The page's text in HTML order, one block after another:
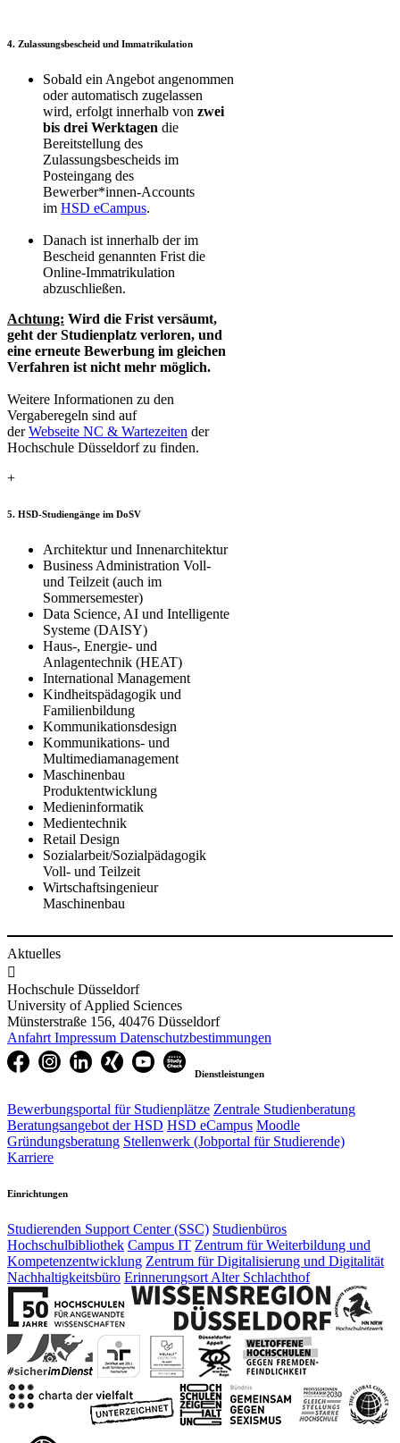
4. Zulassungsbescheid und Immatrikulation
Sobald ein Angebot angenommen
oder automatisch zugelassen
wird, erfolgt innerhalb von zwei
bis drei Werktagen die
Bereitstellung des
Zulassungsbescheids im
Posteingang des
Bewerber*innen-Accounts
im HSD eCampus.
Danach ist innerhalb der im
Bescheid genannten Frist die
Online-Immatrikulation
abzuschließen.
Achtung: Wird die Frist versäumt,
geht der Studienplatz verloren, und
eine erneute Bewerbung im gleichen
Verfahren ist nicht mehr möglich.
Weitere Informationen zu den
Vergaberegeln sind auf
derWebseite NC & Wartezeiten ​ der
Hochschule Düsseldorf zu finden.​​
+
5. HSD-Studiengänge im DoSV
​​Architektur und Innenarchitektu​r
Business Administration Voll-
und Teilzeit (auch im
Sommersemeste​r)
Data Science, AI und Intelligente
Systeme (DAISY)​
Haus-, Energie- und
Anlagentechnik (HEAT)
International Management
Kindhei​tspädagogik und
Familienbildung
Kommunika​tionsdesign
Kom​munikations- und
Multimediamanagement
Ma​schinenbau
Produktentwicklung
Medieninformatik
Medientechnik
Retail Design
Soz​ialarbeit/Sozia​lpädagogik
Voll- und Teilzeit
Wirtschaftsingenieur
Maschinenbau​
Aktuelles

Hochschule Düsseldorf
University of Applied Sciences
Münsterstraße 156, 40476 Düsseldorf
Anfahrt Impressum Datenschutzbestimmungen
Dienstleistungen
Bewerbungsportal für Studienplätze Zentrale Studienberatung
Beratungsangebot der HSD HSD eCampus Moodle
Gründungsberatung Stellenwerk (Jobportal für Studierende)
Karriere
Einrichtungen
Studierenden Support Center (SSC) Studienbüros
Hochschulbibliothek Campus IT Zentrum für Weiterbildung und
Kompetenzentwicklung Zentrum für Digitalisierung und Digitalität
Nachhaltigkeitsbüro Erinnerungsort Alter Schlachthof